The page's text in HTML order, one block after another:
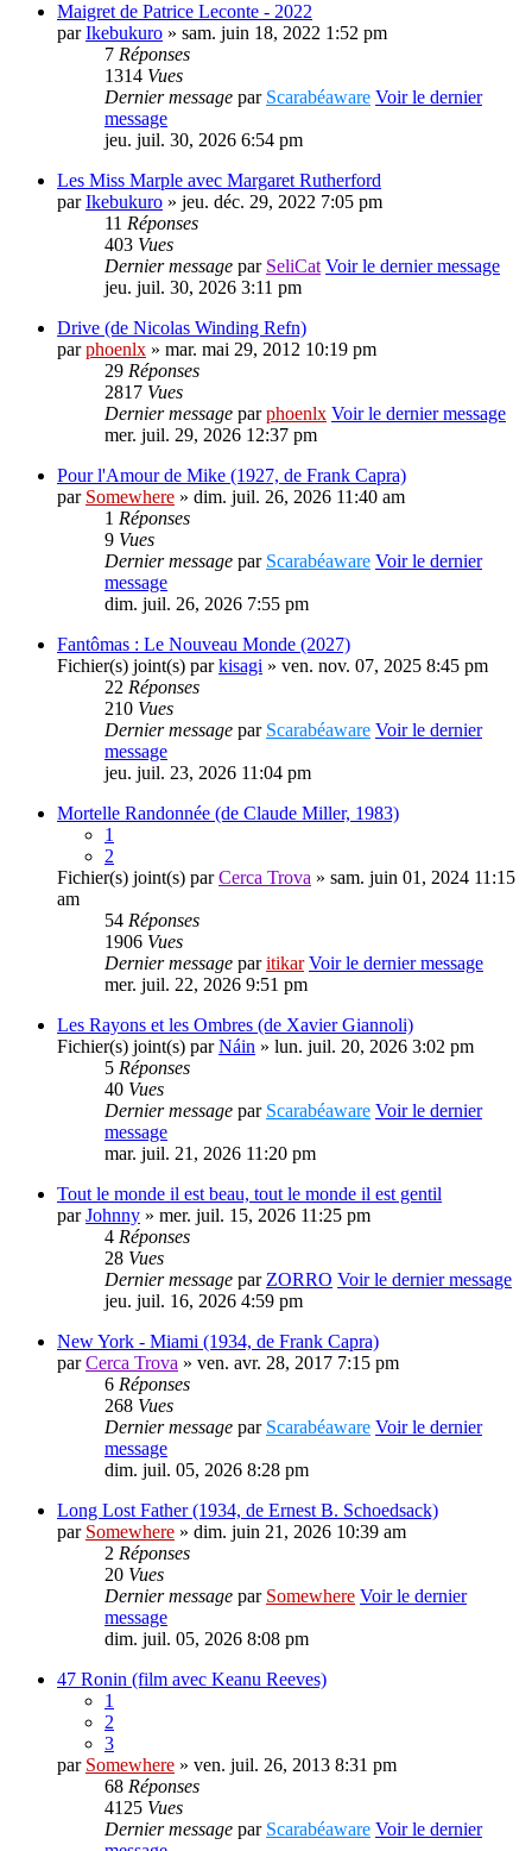
Maigret de Patrice Leconte - 2022
parIkebukuro » sam. juin 18, 2022 1:52 pm
7 Réponses
1314 Vues
Dernier message par Scarabéaware Voir le dernier
message
jeu. juil. 30, 2026 6:54 pm
Les Miss Marple avec Margaret Rutherford
parIkebukuro » jeu. déc. 29, 2022 7:05 pm
11 Réponses
403 Vues
Dernier message par SeliCat Voir le dernier message
jeu. juil. 30, 2026 3:11 pm
Drive (de Nicolas Winding Refn)
parphoenlx » mar. mai 29, 2012 10:19 pm
29 Réponses
2817 Vues
Dernier message parphoenlx Voir le dernier message
mer. juil. 29, 2026 12:37 pm
Pour l'Amour de Mike (1927, de Frank Capra)
par Somewhere » dim. juil. 26, 2026 11:40 am
1 Réponses
9 Vues
Dernier message par Scarabéaware Voir le dernier
message
dim. juil. 26, 2026 7:55 pm
Fantômas : Le Nouveau Monde (2027)
Fichier(s) joint(s) parkisagi » ven. nov. 07, 2025 8:45 pm
22 Réponses
210 Vues
Dernier message par Scarabéaware Voir le dernier
message
jeu. juil. 23, 2026 11:04 pm
Mortelle Randonnée (de Claude Miller, 1983)
1
2
Fichier(s) joint(s) parCerca Trova » sam. juin 01, 2024 11:15
am
54 Réponses
1906 Vues
Dernier message paritikar Voir le dernier message
mer. juil. 22, 2026 9:51 pm
Les Rayons et les Ombres (de Xavier Giannoli)
Fichier(s) joint(s) parNáin » lun. juil. 20, 2026 3:02 pm
5 Réponses
40 Vues
Dernier message par Scarabéaware Voir le dernier
message
mar. juil. 21, 2026 11:20 pm
Tout le monde il est beau, tout le monde il est gentil
parJohnny » mer. juil. 15, 2026 11:25 pm
4 Réponses
28 Vues
Dernier message par ZORRO Voir le dernier message
jeu. juil. 16, 2026 4:59 pm
New York - Miami (1934, de Frank Capra)
parCerca Trova » ven. avr. 28, 2017 7:15 pm
6 Réponses
268 Vues
Dernier message par Scarabéaware Voir le dernier
message
dim. juil. 05, 2026 8:28 pm
Long Lost Father (1934, de Ernest B. Schoedsack)
par Somewhere » dim. juin 21, 2026 10:39 am
2 Réponses
20 Vues
Dernier message par Somewhere Voir le dernier
message
dim. juil. 05, 2026 8:08 pm
47 Ronin (film avec Keanu Reeves)
1
2
3
par Somewhere » ven. juil. 26, 2013 8:31 pm
68 Réponses
4125 Vues
Dernier message par Scarabéaware Voir le dernier